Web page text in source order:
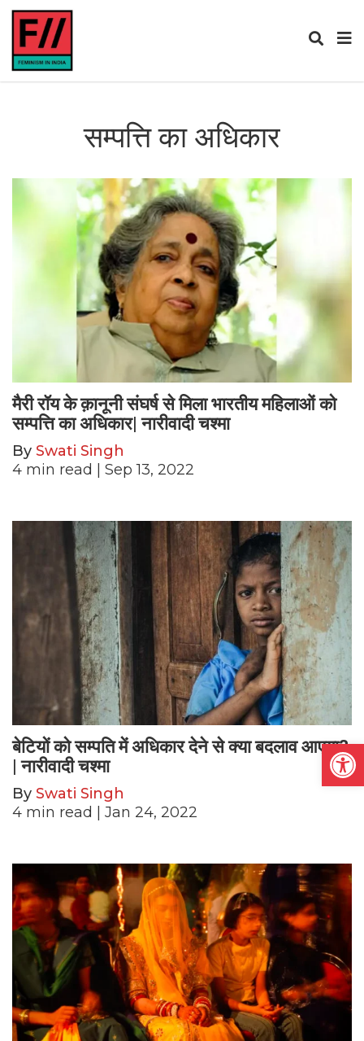
सम्पत्ति का अधिकार
मैरी रॉय के क़ानूनी संघर्ष से मिला भारतीय महिलाओं को
सम्पत्ति का अधिकार| नारीवादी चश्मा
By Swati Singh
4 min read | Sep 13, 2022
बेटियों को सम्पति में अधिकार देने से क्या बदलाव आएगा?
| नारीवादी चश्मा
By Swati Singh
4 min read | Jan 24, 2022